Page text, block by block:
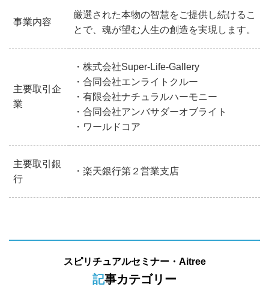
事業内容
厳選された本物の智慧をご提供し続けるこ
とで、魂が望む人生の創造を実現します。
主要取引企
業
・株式会社Super-Life-Gallery
・合同会社エンライトクルー
・有限会社ナチュラルハーモニー
・合同会社アンバサダーオブライト
・ワールドコア
主要取引銀
行
・楽天銀行第２営業支店
スピリチュアルセミナー・Aitree
記事カテゴリー